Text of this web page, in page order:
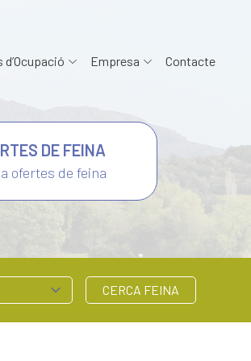
Empresa Contacte
DE FEINA
ofertes de feina
CERCA FEINA